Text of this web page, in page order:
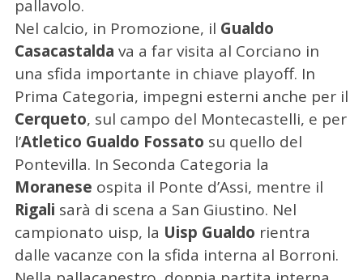
pallavolo.
Nel calcio, in Promozione, il Gualdo
Casacastalda va a far visita al Corciano in
una sfida importante in chiave playoff. In
Prima Categoria, impegni esterni anche per il
Cerqueto, sul campo del Montecastelli, e per
l’Atletico Gualdo Fossato su quello del
Pontevilla. In Seconda Categoria la
Moranese ospita il Ponte d’Assi, mentre il
Rigali sarà di scena a San Giustino. Nel
campionato uisp, la Uisp Gualdo rientra
dalle vacanze con la sfida interna al Borroni.